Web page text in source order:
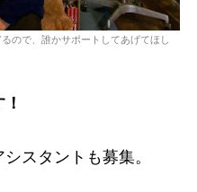
ので、誰かサポートしてあげてほし
スタントも募集。